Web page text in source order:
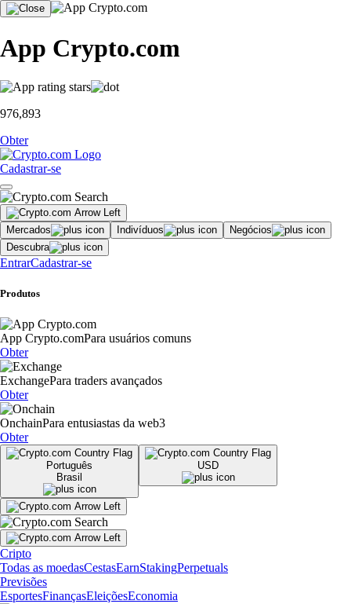
App Crypto.com
976,893
Obter
Cadastrar-se
Mercados Indivíduos
Negócios
Descubra
EntrarCadastrar-se
Produtos
App Crypto.comPara usuários comuns
Obter
ExchangePara traders avançados
Obter
OnchainPara entusiastas da web3
Obter
Português
Brasil
USD
Cripto
Todas as moedasCestasEarnStakingPerpetuals
Previsões
EsportesFinançasEleiçõesEconomia